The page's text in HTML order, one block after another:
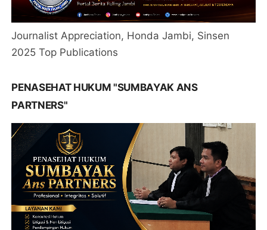
Journalist Appreciation, Honda Jambi, Sinsen
2025 Top Publications
PENASEHAT HUKUM "SUMBAYAK ANS
PARTNERS"